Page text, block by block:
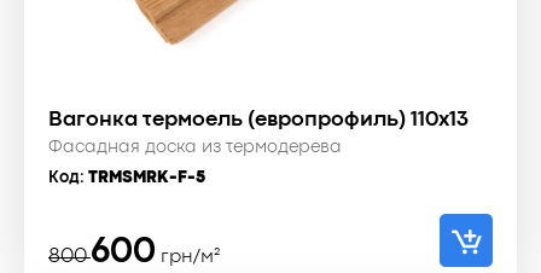
Вагонка термоель (европрофиль) 110x13
Фасадная доска из термодерева
Код: TRMSMRK-F-5
800
Первоначальная
600
Текущая
грн/м²